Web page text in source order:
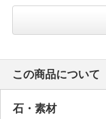
この商品について
石・素材